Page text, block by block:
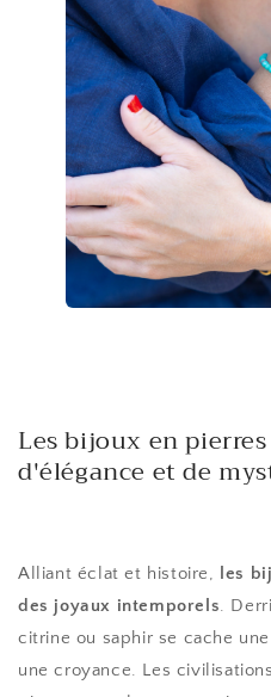
Les bijoux en
d'élégance et de
Alliant éclat et histoire,
les
des joyaux intemporels.
citrine ou saphir se cache
une croyance. Les